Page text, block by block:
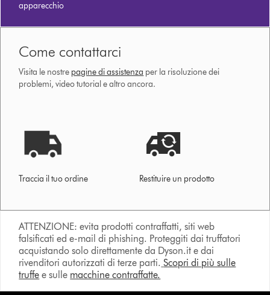
apparecchio
Come contattarci
Visita le nostre pagine di assistenza per la risoluzione dei
problemi, video tutorial e altro ancora.
Traccia il tuo ordine Restituire un prodotto
ATTENZIONE: evita prodotti contraffatti, siti web
falsificati ed e-mail di phishing. Proteggiti dai truffatori
acquistando solo direttamente da Dyson.it e dai
rivenditori autorizzati di terze parti. Scopri di più sulle
truffe e sulle macchine contraffatte.